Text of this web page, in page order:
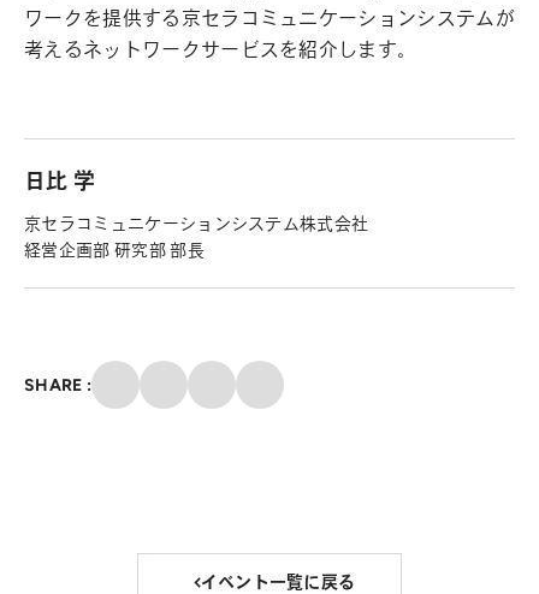
ワークを提供する京セラコミュニケーションシステムが
考えるネットワークサービスを紹介します。
日比 学
京セラコミュニケーションシステム株式会社
経営企画部 研究部 部長
SHARE : Facebook
メール
イベント一覧に戻る